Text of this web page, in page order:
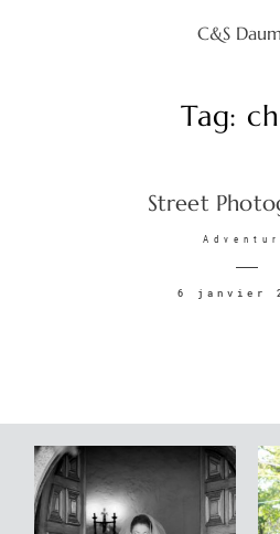
C&S
Tag:
Street
6 janvier
C&S Daumas
Portfolio
Contact